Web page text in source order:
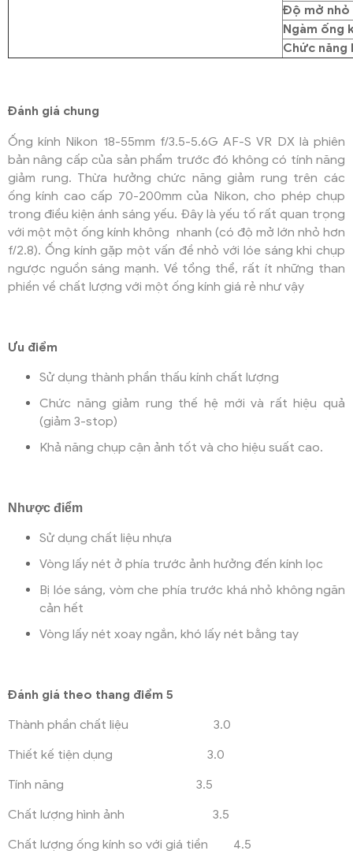
Độ mở nhỏ
Ngàm ống
Chức năng
Đánh giá chung
Ống kính Nikon 18-55mm f/3.5-5.6G AF-S VR DX là phiên
bản nâng cấp của sản phẩm trước đó không có tính năng
giảm rung. Thừa hưởng chức năng giảm rung trên các
ống kính cao cấp 70-200mm của Nikon, cho phép chụp
trong điều kiện ánh sáng yếu. Đây là yếu tố rất quan trọng
với một một ống kính không nhanh (có độ mở lớn nhỏ hơn
f/2.8). Ống kính gặp một vấn đề nhỏ với lóe sáng khi chụp
ngược nguồn sáng mạnh. Về tổng thể, rất ít những than
phiền về chất lượng với một ống kính giá rẻ như vậy
Ưu điểm
Sử dụng thành phần thấu kính chất lượng
Chức năng giảm rung thế hệ mới và rất hiệu quả
(giảm 3-stop)
Khả năng chụp cận ảnh tốt và cho hiệu suất cao.
Nhược điểm
Sử dụng chất liệu nhựa
Vòng lấy nét ở phía trước ảnh hưởng đến kính lọc
Bị lóe sáng, vòm che phía trước khá nhỏ không ngăn
cản hết
Vòng lấy nét xoay ngắn, khó lấy nét bằng tay
Đánh giá theo thang điểm 5
Thành phần chất liệu 3.0
Thiết kế tiện dụng 3.0
Tính năng 3.5
Chất lượng hình ảnh 3.5
Chất lượng ống kính so với giá tiền 4.5